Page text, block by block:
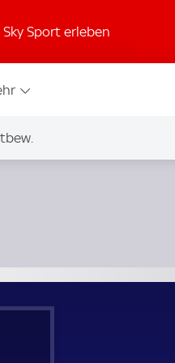
Sky Sport erleben